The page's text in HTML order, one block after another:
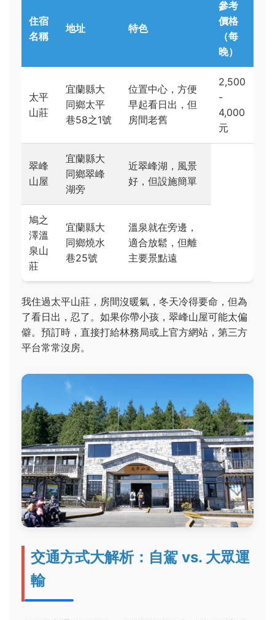
住宿
名稱
地址 特色
參考
價格
（每
晚）
太平
山莊
宜蘭縣大
同鄉太平
巷58之1號
位置中心，方便
早起看日出，但
房間老舊
2,500
-
4,000
元
翠峰
山屋
宜蘭縣大
同鄉翠峰
湖旁
近翠峰湖，風景
好，但設施簡單
鳩之
澤溫
泉山
莊
宜蘭縣大
同鄉燒水
巷25號
溫泉就在旁邊，
適合放鬆，但離
主要景點遠
我住過太平山莊，房間沒暖氣，冬天冷得要命，但為
了看日出，忍了。如果你帶小孩，翠峰山屋可能太偏
僻。預訂時，直接打給林務局或上官方網站，第三方
平台常常沒房。
交通方式大解析：自駕 vs. 大眾運
輸